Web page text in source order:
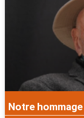
Notre hommage